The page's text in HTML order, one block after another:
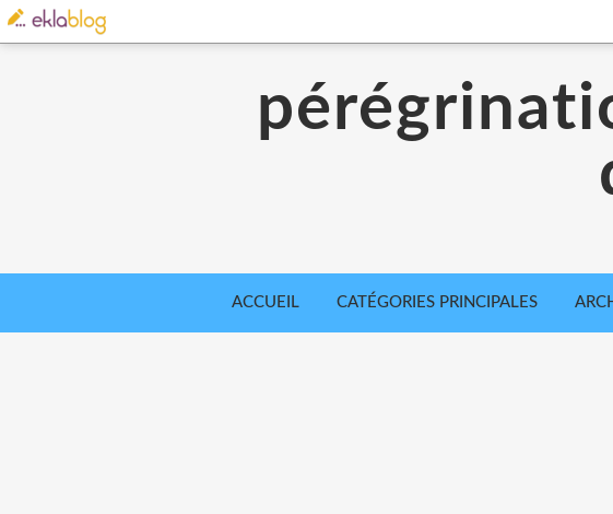
ACCUEIL CATÉGORIES PRINCIPALES